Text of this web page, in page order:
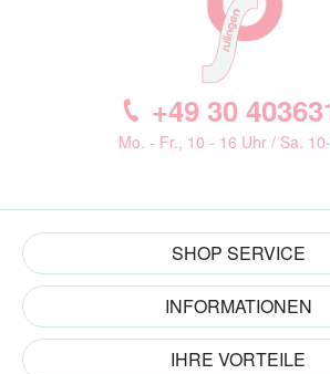
+49 30
Mo. - Fr., 10 - 16 Uhr / Sa.
SHOP SERVICE
INFORMATIONEN
IHRE VORTEILE